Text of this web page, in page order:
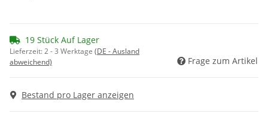
19 Stück Auf Lager
Lieferzeit:2 - 3 Werktage (DE - Ausland
abweichend)
Frage zum Artikel
Bestand pro Lager anzeigen